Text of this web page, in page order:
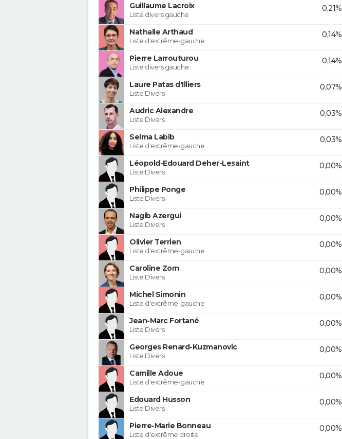
Guillaume Lacroix
Liste divers gauche
0,21%
Nathalie Arthaud
Liste d'extrême-gauche
0,14%
Pierre Larrouturou
Liste divers gauche
0,14%
Laure Patas d'Illiers
Liste Divers
0,07%
Audric Alexandre
Liste Divers
0,03%
Selma Labib
Liste d'extrême-gauche
0,03%
Léopold-Edouard Deher-Lesaint
Liste Divers
0,00%
Philippe Ponge
Liste Divers
0,00%
Nagib Azergui
Liste Divers
0,00%
Olivier Terrien
Liste d'extrême-gauche
0,00%
Caroline Zorn
Liste Divers
0,00%
Michel Simonin
Liste d'extrême-gauche
0,00%
Jean-Marc Fortané
Liste Divers
0,00%
Georges Renard-Kuzmanovic
Liste Divers
0,00%
Camille Adoue
Liste d'extrême-gauche
0,00%
Edouard Husson
Liste Divers
0,00%
Pierre-Marie Bonneau
Liste d'extrême droite
0,00%